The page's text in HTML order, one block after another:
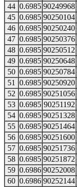
44 0.6985 90249968
45 0.6985 90250104
46 0.6985 90250240
47 0.6985 90250376
48 0.6985 90250512
49 0.6985 90250648
50 0.6985 90250784
51
0.6985 90250920
52 0.6985 90251056
53 0.6985 90251192
54 0.6985 90251328
55 0.6985 90251464
56 0.6985 90251600
57 0.6985 90251736
58 0.6985 90251872
59 0.6986 90252008
60 0.6986 90252144